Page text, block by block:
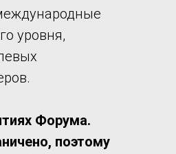
уровня,
Форума.
поэтому